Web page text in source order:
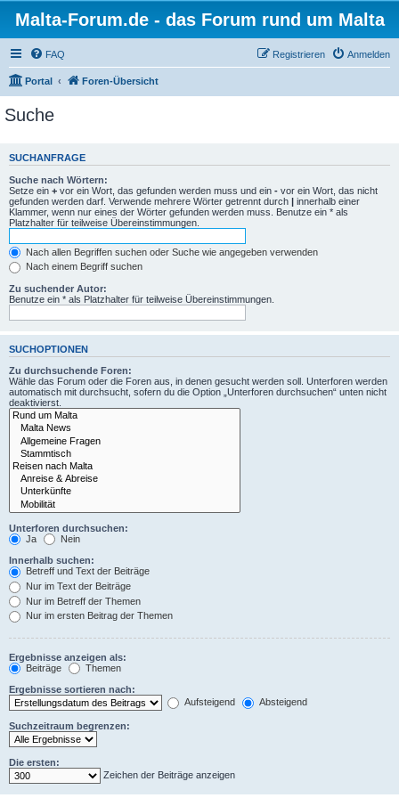
Malta-Forum.de - das Forum rund um Malta
FAQ Anmelden
Registrieren
Portal Foren-Übersicht
Suche
SUCHANFRAGE
Suche nach Wörtern:
Setze ein + vor ein Wort, das gefunden werden muss und ein - vor ein Wort, das nicht
gefunden werden darf. Verwende mehrere Wörter getrennt durch | innerhalb einer
Klammer, wenn nur eines der Wörter gefunden werden muss. Benutze ein * als
Platzhalter für teilweise Übereinstimmungen.
Nach allen Begriffen suchen oder Suche wie angegeben verwenden
Nach einem Begriff suchen
Zu suchender Autor:
Benutze ein * als Platzhalter für teilweise Übereinstimmungen.
SUCHOPTIONEN
Zu durchsuchende Foren:
Wähle das Forum oder die Foren aus, in denen gesucht werden soll. Unterforen werden
automatisch mit durchsucht, sofern du die Option „Unterforen durchsuchen“ unten nicht
deaktivierst.
Unterforen durchsuchen:
Ja
Nein
Innerhalb suchen:
Betreff und Text der Beiträge
Nur im Text der Beiträge
Nur im Betreff der Themen
Nur im ersten Beitrag der Themen
Ergebnisse anzeigen als:
Beiträge
Themen
Ergebnisse sortieren nach:
Aufsteigend
Absteigend
Suchzeitraum begrenzen:
Die ersten:
Zeichen der Beiträge anzeigen